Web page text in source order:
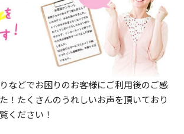
などでお困りのお客様にご利用後のご感
！たくさんのうれしいお声を頂いており
ください！